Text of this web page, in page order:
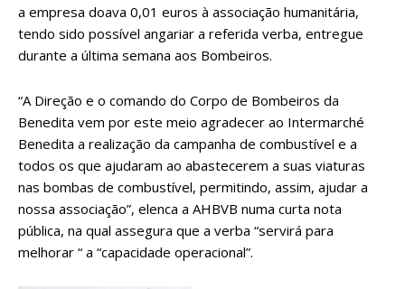
a empresa doava 0,01 euros à associação humanitária,
tendo sido possível angariar a referida verba, entregue
durante a última semana aos Bombeiros.
“A Direção e o comando do Corpo de Bombeiros da
Benedita vem por este meio agradecer ao Intermarché
Benedita a realização da campanha de combustível e a
todos os que ajudaram ao abastecerem a suas viaturas
nas bombas de combustível, permitindo, assim, ajudar a
nossa associação”, elenca a AHBVB numa curta nota
pública, na qual assegura que a verba “servirá para
melhorar “ a “capacidade operacional”.